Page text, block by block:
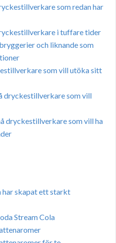
som redan har
i tuffare tider
och liknande som
som vill utöka sitt
dryckestillverkare som vill
dryckestillverkare som vill ha
har skapat ett starkt
Stream Cola